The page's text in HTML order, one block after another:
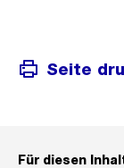
Seite
Für diesen